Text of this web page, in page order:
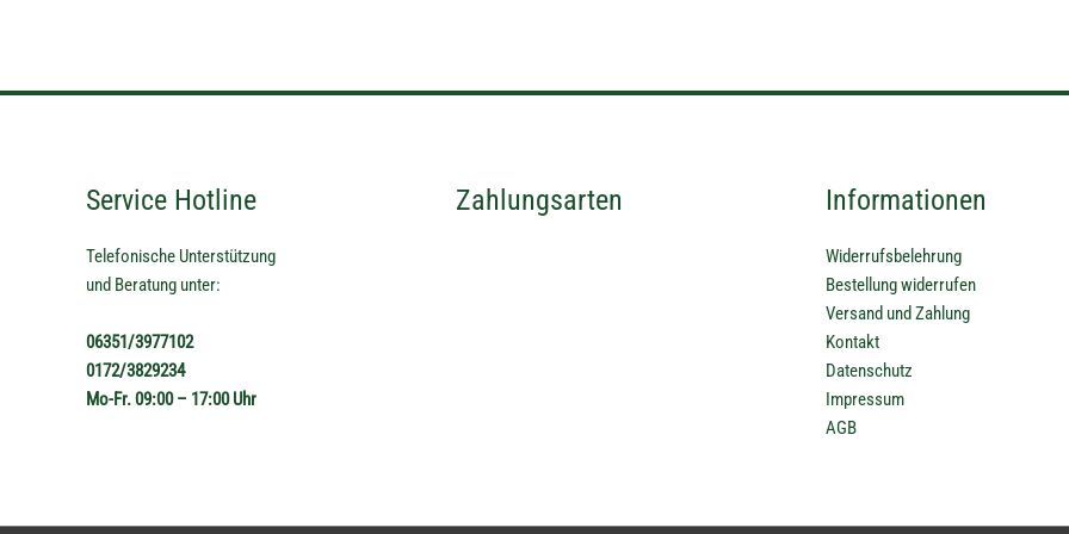
Service Hotline
Telefonische Unterstützung
und Beratung unter:
06351/3977102
0172/3829234
Mo-Fr. 09:00 – 17:00 Uhr
Zahlungsarten Informationen
Widerrufsbelehrung
Bestellung widerrufen
Versand und Zahlung
Kontakt
Datenschutz
Impressum
AGB